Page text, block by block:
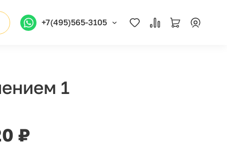
+7(495)565-3105
1
₽